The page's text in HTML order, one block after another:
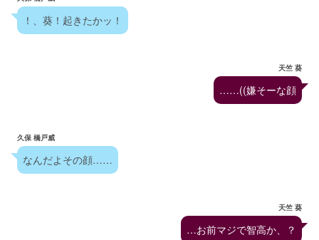
！、葵！起きたかッ！
天竺 葵
……((嫌そーな顔
久保 橋戸威
なんだよその顔……
天竺 葵
…お前マジで智高か、？